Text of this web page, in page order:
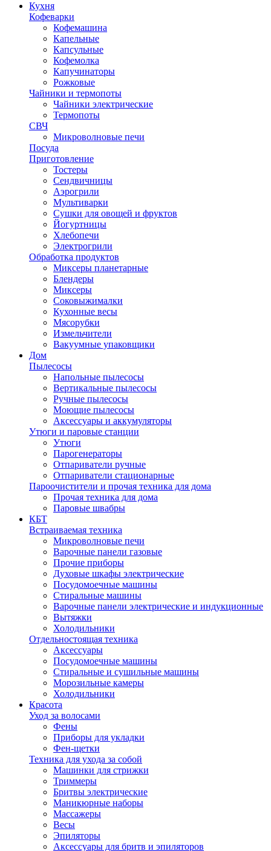
Кухня
Кофеварки
Кофемашина
Капельные
Капсульные
Кофемолка
Капучинаторы
Рожковые
Чайники и термопоты
Чайники электрические
Термопоты
СВЧ
Микроволновые печи
Посуда
Приготовление
Тостеры
Сендвичницы
Аэрогрили
Мультиварки
Сушки для овощей и фруктов
Йогуртницы
Хлебопечи
Электрогрили
Обработка продуктов
Миксеры планетарные
Блендеры
Миксеры
Соковыжималки
Кухонные весы
Мясорубки
Измельчители
Вакуумные упаковщики
Дом
Пылесосы
Напольные пылесосы
Вертикальные пылесосы
Ручные пылесосы
Моющие пылесосы
Аксессуары и аккумуляторы
Утюги и паровые станции
Утюги
Парогенераторы
Отпариватели ручные
Отпариватели стационарные
Пароочистители и прочая техника для дома
Прочая техника для дома
Паровые швабры
КБТ
Встраиваемая техника
Микроволновые печи
Варочные панели газовые
Прочие приборы
Духовые шкафы электрические
Посудомоечные машины
Стиральные машины
Варочные панели электрические и индукционные
Вытяжки
Холодильники
Отдельностоящая техника
Аксессуары
Посудомоечные машины
Стиральные и сушильные машины
Морозильные камеры
Холодильники
Красота
Уход за волосами
Фены
Приборы для укладки
Фен-щетки
Техника для ухода за собой
Машинки для стрижки
Триммеры
Бритвы электрические
Маникюрные наборы
Массажеры
Весы
Эпиляторы
Аксессуары для бритв и эпиляторов